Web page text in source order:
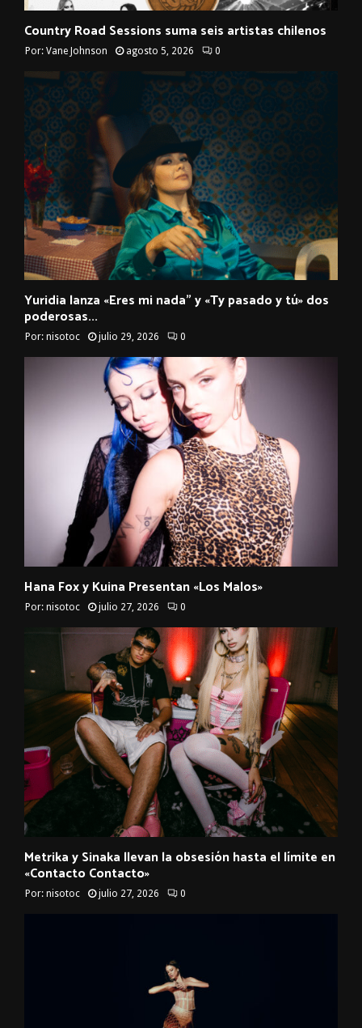
Country Road Sessions suma seis artistas chilenos
Por: Vane Johnson agosto 5, 2026 0
Yuridia lanza «Eres mi nada” y «Ty pasado y tú» dos
poderosas...
Por: nisotoc julio 29, 2026 0
Hana Fox y Kuina Presentan «Los Malos»
Por: nisotoc julio 27, 2026 0
Metrika y Sinaka llevan la obsesión hasta el límite en
«Contacto Contacto»
Por: nisotoc julio 27, 2026 0